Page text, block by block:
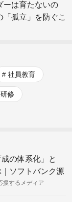
ーは育たないの
孤立」を防ぐこ
社員教育
修
の体系化」と
｜ソフトバンク源
NOTE
援するメディア